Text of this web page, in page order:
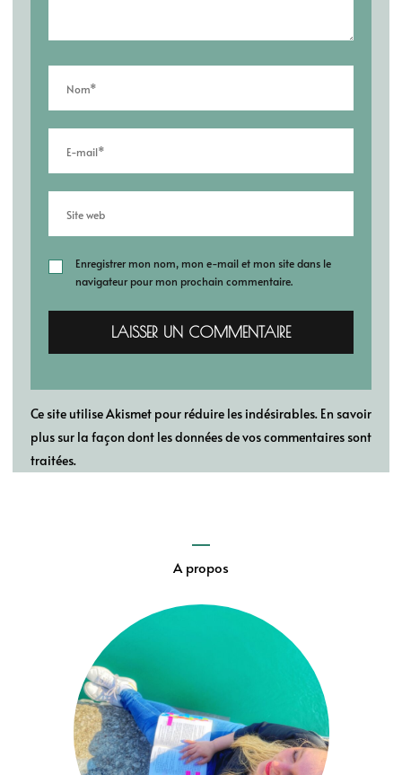
Enregistrer mon nom, mon e-mail et mon site dans le
navigateur pour mon prochain commentaire.
Ce site utilise Akismet pour réduire les indésirables. En savoir
plus sur la façon dont les données de vos commentaires sont
traitées.
A propos